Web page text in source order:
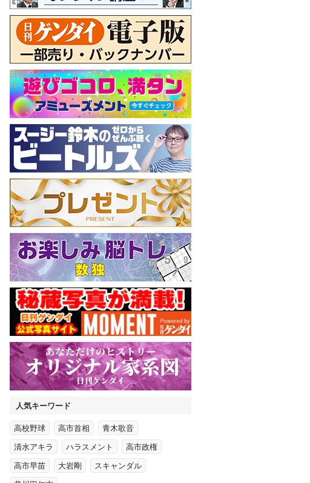
人気キーワード
高校野球 高市首相 青木歌音
清水アキラ ハラスメント 高市政権
高市早苗 大岩剛 スキャンダル